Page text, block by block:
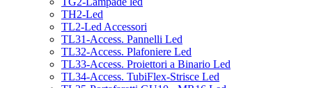
TH2-Led
TL2-Led Accessori
TL31-Access. Pannelli Led
TL32-Access. Plafoniere Led
TL33-Access. Proiettori a Binario Led
TL34-Access. TubiFlex-Strisce Led